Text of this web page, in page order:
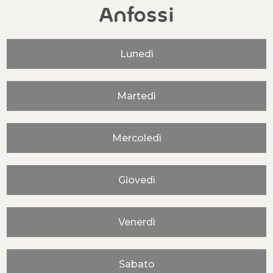
Anfossi
Lunedì
Martedì
Mercoledì
Giovedì
Venerdì
Sabato